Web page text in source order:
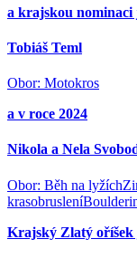
a krajskou nominaci
Tobiáš Teml
Obor: Motokros
a v roce 2024
Nikola a Nela
Obor: Běh na
Krajský Zlatý oříšek